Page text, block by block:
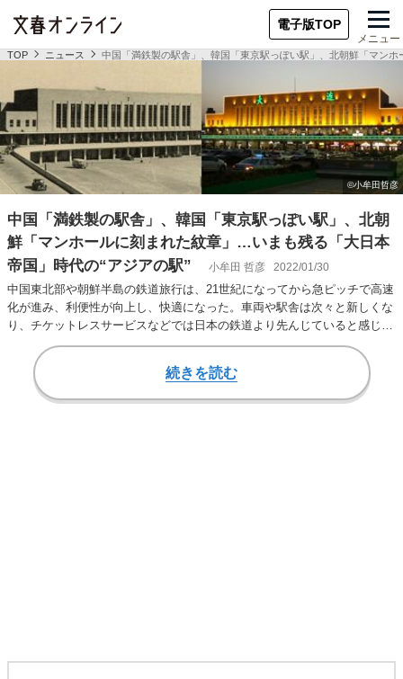
電子版TOP
メニュー
TOP ニュース 中国「満鉄製の駅舎」、韓国「東京駅っぽい駅」、北朝鮮「マン
中国「満鉄製の駅舎」、韓国「東京駅っぽい駅」、北朝
鮮「マンホールに刻まれた紋章」…いまも残る「大日本
帝国」時代の“アジアの駅”
小牟田 哲彦 2022/01/30
中国東北部や朝鮮半島の鉄道旅行は、21世紀になってから急ピッチで高速
化が進み、利便性が向上し、快適になった。車両や駅舎は次々と新しくな
り、チケットレスサービスなどでは日本の鉄道より先んじていると感じる
ことさえある。…
続きを読む